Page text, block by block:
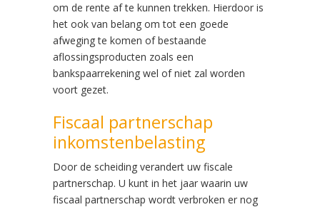
om de rente af te kunnen trekken. Hierdoor is
het ook van belang om tot een goede
afweging te komen of bestaande
aflossingsproducten zoals een
bankspaarrekening wel of niet zal worden
voort gezet.
Fiscaal partnerschap
inkomstenbelasting
Door de scheiding verandert uw fiscale
partnerschap. U kunt in het jaar waarin uw
fiscaal partnerschap wordt verbroken er nog